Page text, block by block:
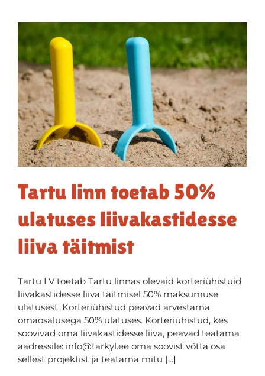
Tartu linn toetab 50%
ulatuses liivakastidesse
liiva täitmist
Tartu LV toetab Tartu linnas olevaid korteriühistuid
liivakastidesse liiva täitmisel 50% maksumuse
ulatusest. Korteriühistud peavad arvestama
omaosalusega 50% ulatuses. Korteriühistud, kes
soovivad oma liivakastidesse liiva, peavad teatama
aadressile: info@tarkyl.ee oma soovist võtta osa
sellest projektist ja teatama mitu [...]